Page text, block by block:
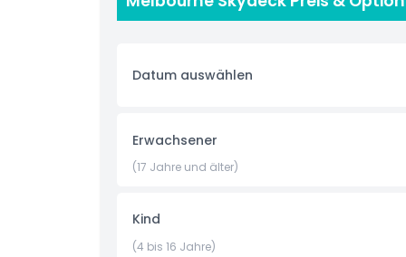
Außenbereiche frische Luft und Adrenalin
Skydeck gewährt vollen Zugang zur Ebene 88,
Tischs, der Ferngläser, The Terrace und Edge
Ihnen, das Melbourne Skydeck in Ihrem
Stoßzeiten. Für alle Altersgruppen geeignet,
Kombinieren Sie mit nahegelegenen
Highlights
Datum auswählen
Erwachsener
(17 Jahre und älter)
Kind
(4 bis 16 Jahre)